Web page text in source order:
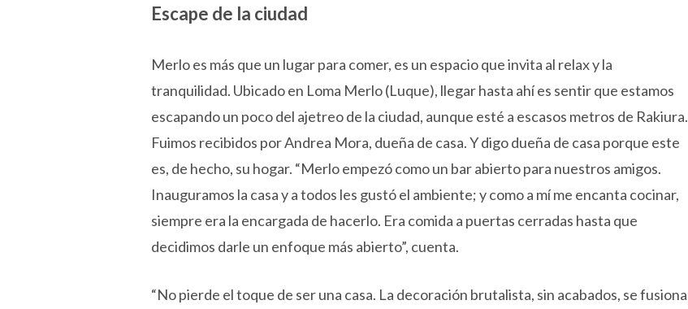
Escape de la ciudad
Merlo es más que un lugar para comer, es un espacio que invita al relax y la
tranquilidad. Ubicado en Loma Merlo (Luque), llegar hasta ahí es sentir que estamos
escapando un poco del ajetreo de la ciudad, aunque esté a escasos metros de Rakiura.
Fuimos recibidos por Andrea Mora, dueña de casa. Y digo dueña de casa porque este
es, de hecho, su hogar. “Merlo empezó como un bar abierto para nuestros amigos.
Inauguramos la casa y a todos les gustó el ambiente; y como a mí me encanta cocinar,
siempre era la encargada de hacerlo. Era comida a puertas cerradas hasta que
decidimos darle un enfoque más abierto”, cuenta.
“No pierde el toque de ser una casa. La decoración brutalista, sin acabados, se fusiona